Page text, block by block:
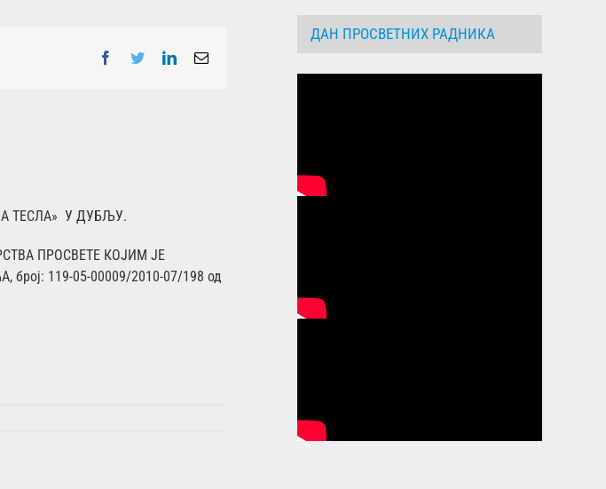
Facebook
TwitterLinkedInEmail
ТЕСЛА» У ДУБЉУ.
ПРОСВЕТЕ КОЈИМ ЈЕ
119-05-00009/2010-07/198 од
ДАН ПРОСВЕТНИХ РАДНИКА